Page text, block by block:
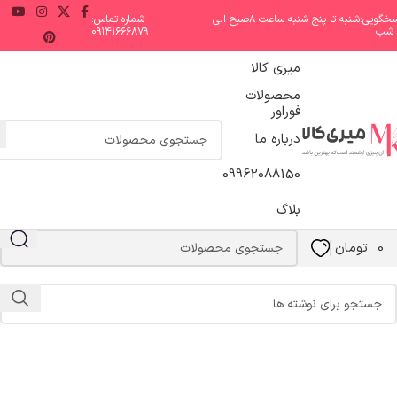
پاسخگویی:شنبه تا پنج شنبه ساعت ۸صبح الی شماره تماس:
۰۹۱۴۱۶۶۶۸۷۹
میری کالا
محصولات
فوراور
درباره ما
09962088150
بلاگ
0 تومان
عطر و اتکلن
آرشیو دسته بندی "عطر و اتکلن"
چیزی یافت نشد.
پوزش، اما هیچ نتیجه ای برای آرشیو درخواست شده پیدا نشد. شاید جستجو در
پستهای مشابه به شما کمک کند.